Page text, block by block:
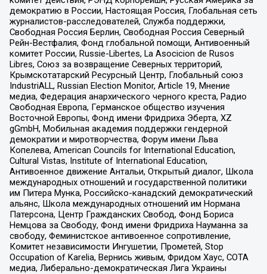
демократию в России, Настоящая Россия, Глобальная сеть
журналистов-расследователей, Служба поддержки,
Свободная Россия Берлин, Свободная Россия Северный
Рейн-Вестфалия, Фонд глобальной помощи, Антивоенный
комитет России, Russie-Libertes, La Asocicion de Rusos
Libres, Союз за возвращение Северных территорий,
Крымскотатарский Ресурсный Центр, Глобальный союз
IndustriALL, Russian Election Monitor, Article 19, Мнение
медиа, Федерация анархического черного креста, Радио
Свободная Европа, Германское общество изучения
Восточной Европы, Фонд имени Фридриха Эберта, XZ
gGmbH, Мобильная академия поддержки гендерной
демократии и миротворчества, Форум имени Льва
Копелева, American Councils for International Education,
Cultural Vistas, Institute of International Education,
Антивоенное движение Антальи, Открытый диалог, Школа
международных отношений и государственной политики
им Питера Мунка, Российско-канадский демократический
альянс, Школа международных отношений им Нормана
Патерсона, Центр Гражданских Свобод, Фонд Бориса
Немцова за Свободу, Фонд имени Фридриха Науманна за
свободу, Феминистское антивоенное сопротивление,
Комитет независимости Ингушетии, Прометей, Stop
Occupation of Karelia, Вернись живым, Фридом Хаус, СОТА
медиа, Либерально-демократическая Лига Украины